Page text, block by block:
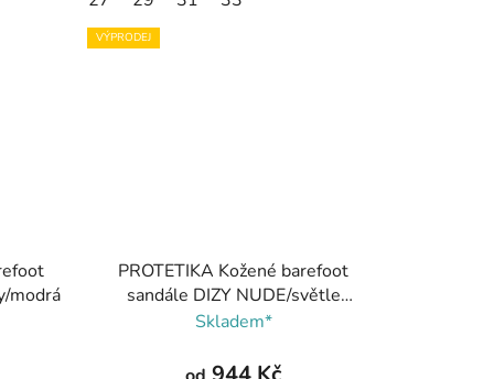
modrá
VÝPRODEJ
PROTETIKA Kožené barefoot
sandále DIZY NUDE/světle
růžová
Skladem*